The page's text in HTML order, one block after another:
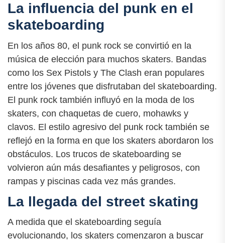
La influencia del punk en el
skateboarding
En los años 80, el punk rock se convirtió en la
música de elección para muchos skaters. Bandas
como los Sex Pistols y The Clash eran populares
entre los jóvenes que disfrutaban del skateboarding.
El punk rock también influyó en la moda de los
skaters, con chaquetas de cuero, mohawks y
clavos. El estilo agresivo del punk rock también se
reflejó en la forma en que los skaters abordaron los
obstáculos. Los trucos de skateboarding se
volvieron aún más desafiantes y peligrosos, con
rampas y piscinas cada vez más grandes.
La llegada del street skating
A medida que el skateboarding seguía
evolucionando, los skaters comenzaron a buscar